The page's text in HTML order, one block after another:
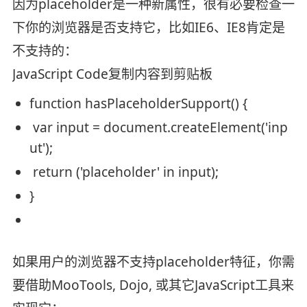
因为placeholder是一种新属性，很有必要检查一
下你的浏览器是否支持它，比如IE6、IE8肯定是
不支持的：
JavaScript Code复制内容到剪贴板
function hasPlaceholderSupport() {
varinput = document.createElement('inp
ut');
return ('placeholder' in input);
}
如果用户的浏览器不支持placeholder特征，你需
要借助MooTools, Dojo, 或其它JavaScript工具来